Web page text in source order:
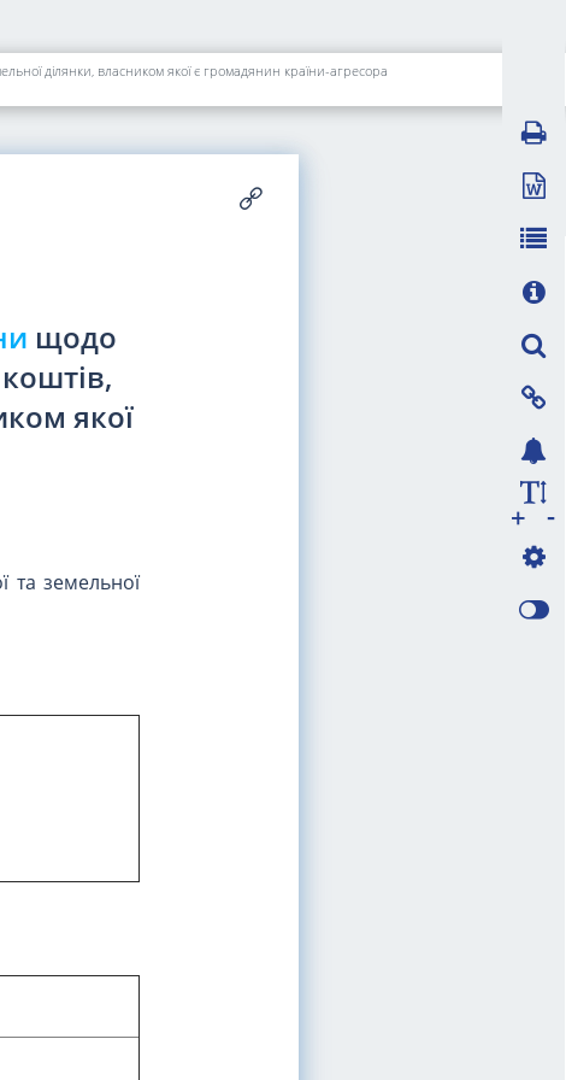
ділянки, власником якої є громадянин країни-агресора
щодо
якої
та земельної
-
+